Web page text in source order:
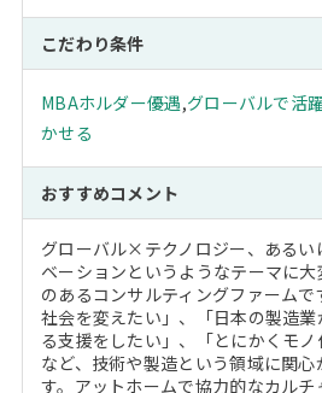
こだわり条件
MBAホルダー優遇,グローバルで活
かせる
おすすめコメント
グローバル×テクノロジー、ある
ベーションというようなテーマに
のあるコンサルティングファームで
社会を変えたい」、「日本の製造
る支援をしたい」、「とにかくモノ
など、技術や製造という領域に関
す。アットホームで協力的なカルチ